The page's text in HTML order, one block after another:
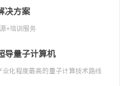
决方案
+培训服务
导量子计算机
化程度最高的量子计算技术路线